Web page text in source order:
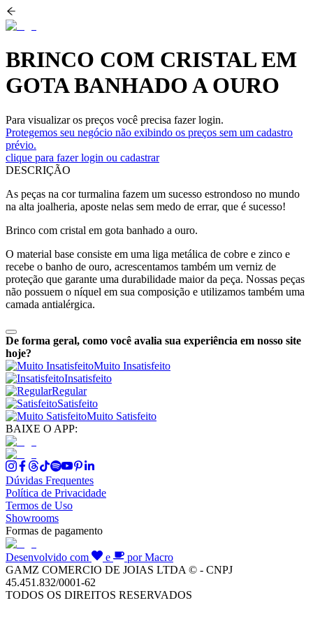
BRINCO COM CRISTAL EM
GOTA BANHADO A OURO
Para visualizar os preços você precisa fazer login.
Protegemos seu negócio não exibindo os preços sem um cadastro
prévio.
clique para fazer login ou cadastrar
DESCRIÇÃO
As peças na cor turmalina fazem um sucesso estrondoso no mundo
na alta joalheria, aposte nelas sem medo de errar, que é sucesso!
Brinco com cristal em gota banhado a ouro.
O material base consiste em uma liga metálica de cobre e zinco e
recebe o banho de ouro, acrescentamos também um verniz de
proteção que garante uma durabilidade maior da peça. Nossas peças
não possuem o níquel em sua composição e utilizamos também uma
camada antialérgica.
De forma geral, como você avalia sua experiência em nosso site
hoje?
Muito Insatisfeito
Insatisfeito
Regular
Satisfeito
Muito Satisfeito
BAIXE O APP:
Dúvidas Frequentes
Política de Privacidade
Termos de Uso
Showrooms
Formas de pagamento
Desenvolvido com e
por Macro
GAMZ COMERCIO DE JOIAS LTDA © - CNPJ
45.451.832/0001-62
TODOS OS DIREITOS RESERVADOS